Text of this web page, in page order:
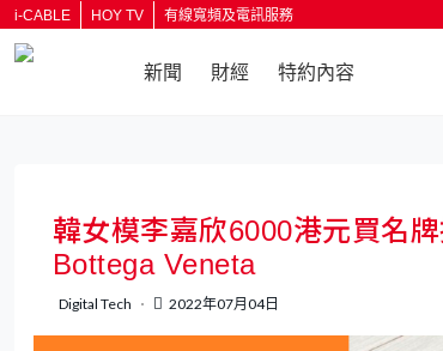
i-CABLE HOY TV 有線寬頻及電訊服務
新聞 財經 特約內容
韓女模李嘉欣6000港元買名
Bottega Veneta
Digital Tech 2022年07月04日